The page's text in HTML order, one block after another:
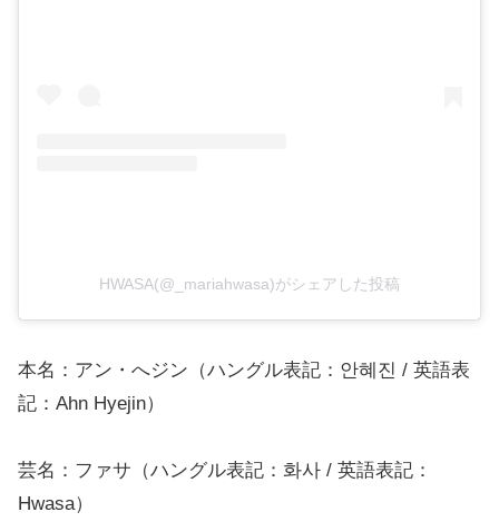
HWASA(@_mariahwasa)がシェアした投稿
本名：アン・へジン（ハングル表記：안혜진 / 英語表
記：Ahn Hyejin）
芸名：ファサ（ハングル表記：화사 / 英語表記：
Hwasa）